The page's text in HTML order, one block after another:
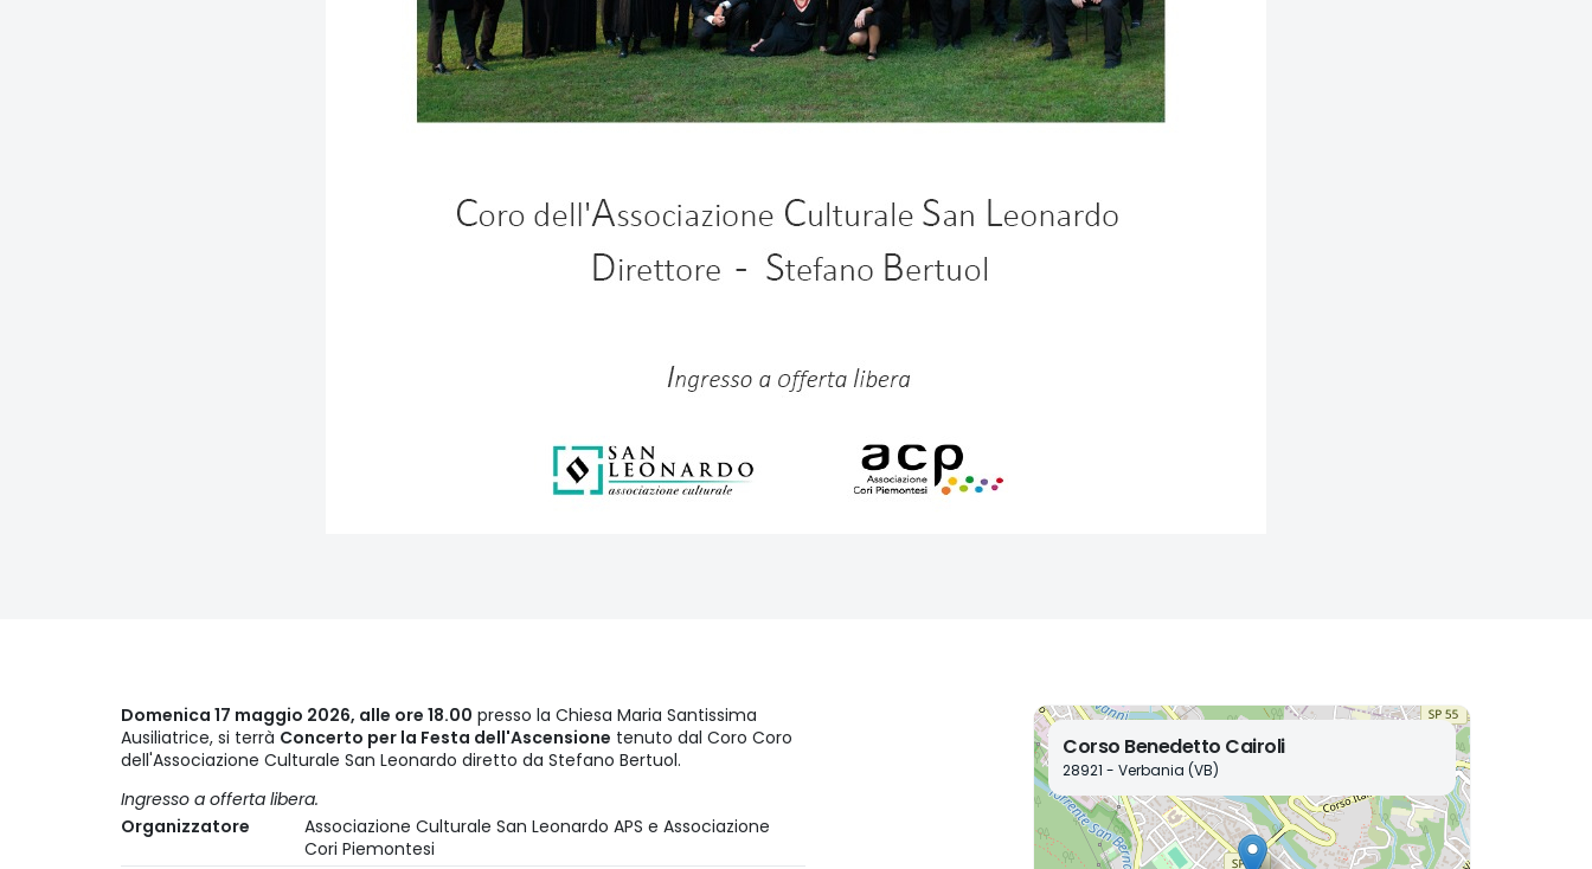
Domenica 17 maggio 2026, alle ore 18.00 presso la Chiesa Maria Santissima
Ausiliatrice, si terrà Concerto per la Festa dell'Ascensione tenuto dal Coro Coro
dell'Associazione Culturale San Leonardo diretto da Stefano Bertuol.
Ingresso a offerta libera.
Organizzatore
Associazione Culturale San Leonardo APS e Associazione
Cori Piemontesi
Corso Benedetto Cairoli
28921 - Verbania (VB)